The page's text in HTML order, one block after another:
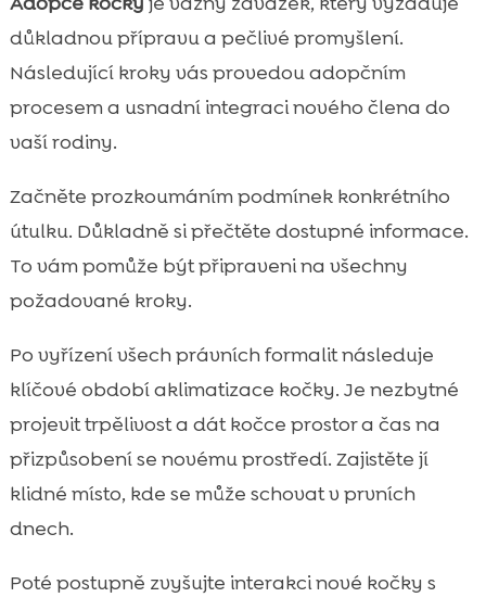
důkladnou přípravu a pečlivé promyšlení.
Následující kroky vás provedou adopčním
procesem a usnadní integraci nového člena do
vaší rodiny.
Začněte prozkoumáním podmínek konkrétního
útulku. Důkladně si přečtěte dostupné informace.
To vám pomůže být připraveni na všechny
požadované kroky.
Po vyřízení všech právních formalit následuje
klíčové období aklimatizace kočky. Je nezbytné
projevit trpělivost a dát kočce prostor a čas na
přizpůsobení se novému prostředí. Zajistěte jí
klidné místo, kde se může schovat v prvních
dnech.
Poté postupně zvyšujte interakci nové kočky s